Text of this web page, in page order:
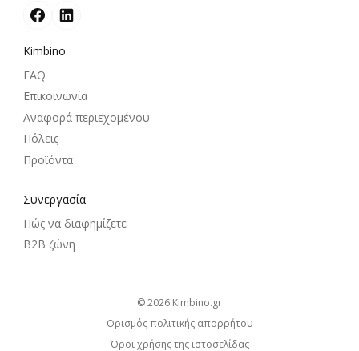
Kimbino
FAQ
Επικοινωνία
Αναφορά περιεχομένου
Πόλεις
Προϊόντα
Συνεργασία
Πώς να διαφημίζετε
B2B ζώνη
© 2026
kimbino.gr
Ορισμός πολιτικής απορρήτου
Όροι χρήσης της ιστοσελίδας